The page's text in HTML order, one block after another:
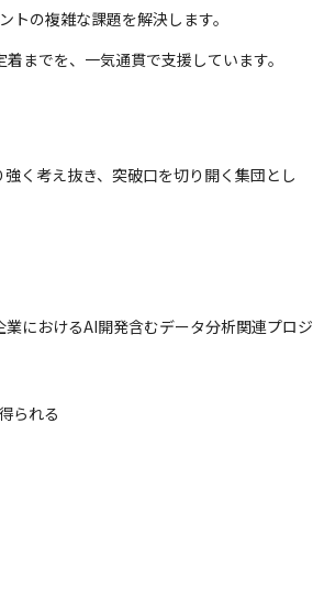
の複雑な課題を解決します。
までを、一気通貫で支援しています。
く考え抜き、突破口を切り開く集団とし
におけるAI開発含むデータ分析関連プロジ
られる